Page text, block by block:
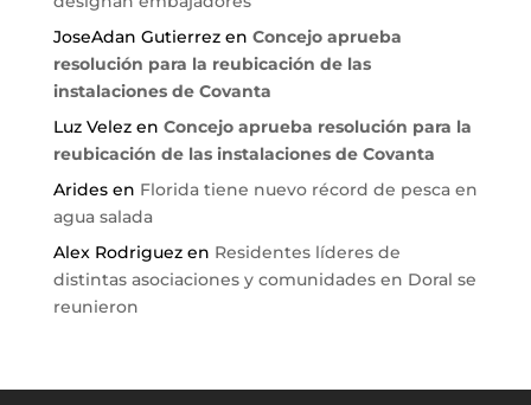
JoseAdan Gutierrezen Concejo aprueba
resolución para la reubicación de las
instalaciones de Covanta
Luz Velezen Concejo aprueba resolución para la
reubicación de las instalaciones de Covanta
Aridesen Florida tiene nuevo récord de pesca en
agua salada
Alex Rodriguezen Residentes líderes de
distintas asociaciones y comunidades en Doral se
reunieron